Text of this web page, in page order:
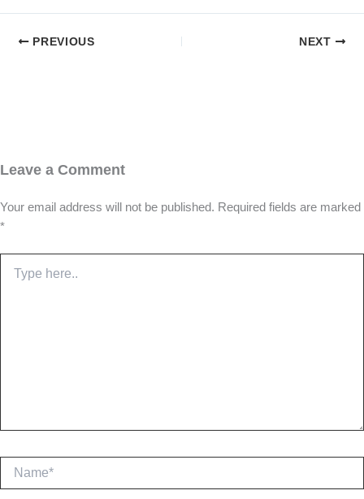
PREVIOUS NEXT
Leave a Comment
Your email address will not be published. Required fields are marked
*
here..
Name*